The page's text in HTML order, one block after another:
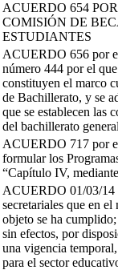
ACUERDO 654
COMISIÓN DE
ESTUDIANTES
ACUERDO 656 por
número 444 por el
constituyen el marco
de Bachillerato, y se
que se establecen las
del bachillerato
ACUERDO 717 por
formular los
“Capítulo IV,
ACUERDO 01/03/14
secretariales que en
objeto se ha
sin efectos, por
una vigencia
para el sector